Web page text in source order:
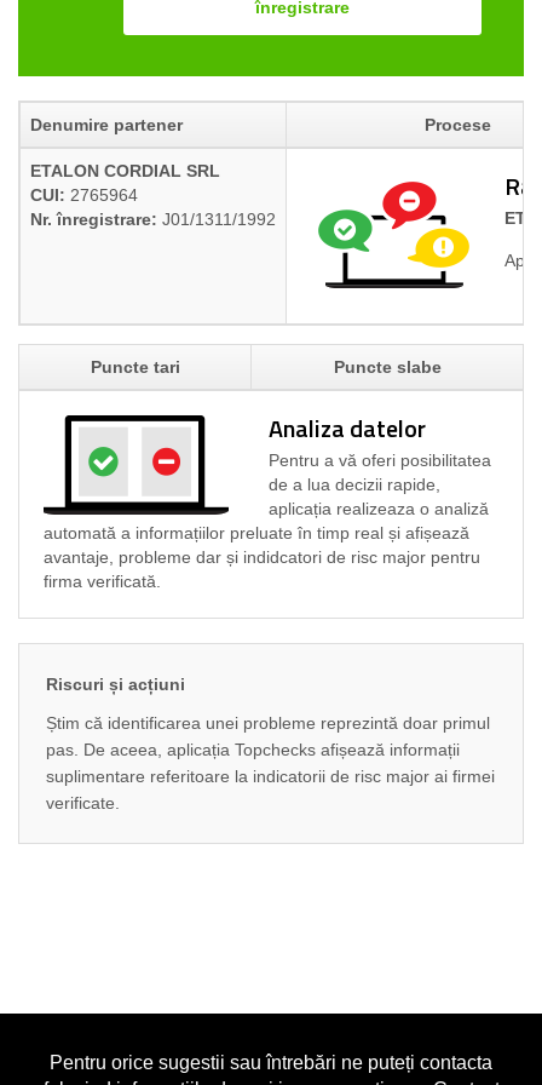
înregistrare
Denumire partener Procese
ETALON CORDIAL SRL
CUI: 2765964
Nr. înregistrare: J01/1311/1992
Puncte tari Puncte slabe
Analiza datelor
Pentru a vă oferi posibilitatea
de a lua decizii rapide,
aplicația realizeaza o analiză
automată a informațiilor preluate în timp real și afișează
avantaje, probleme dar și indidcatori de risc major pentru
firma verificată.
Riscuri și acțiuni
Știm că identificarea unei probleme reprezintă doar primul
pas. De aceea, aplicația Topchecks afișează informații
suplimentare referitoare la indicatorii de risc major ai firmei
verificate.
Pentru orice sugestii sau întrebări ne puteți contacta